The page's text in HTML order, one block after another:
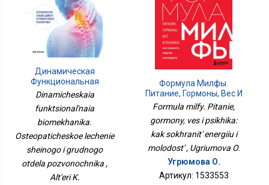
Динамическая
Функциональная
Биомеханика.
Лечение Шейного И
Грудного Отдела
Позвоночника
Dinamicheskaia
funktsional'naia
biomekhanika.
Osteopaticheskoe lechenie
sheinogo i grudnogo
otdela pozvonochnika ,
Alt'eri K.
Формула Милфы.
Питание, Гормоны, Вес И
Психика: Как Сохранить
Энергию И Молодость
Formula milfy. Pitanie,
gormony, ves i psikhika:
kak sokhranit' energiiu i
molodost' , Ugriumova O.
Угрюмова О.
Артикул: 1533553